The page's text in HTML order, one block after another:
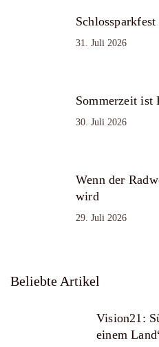
31. Juli 2026
Sommerzeit ist
30. Juli 2026
Wenn der
wird
29. Juli 2026
Beliebte Artikel
Vision21:
einem